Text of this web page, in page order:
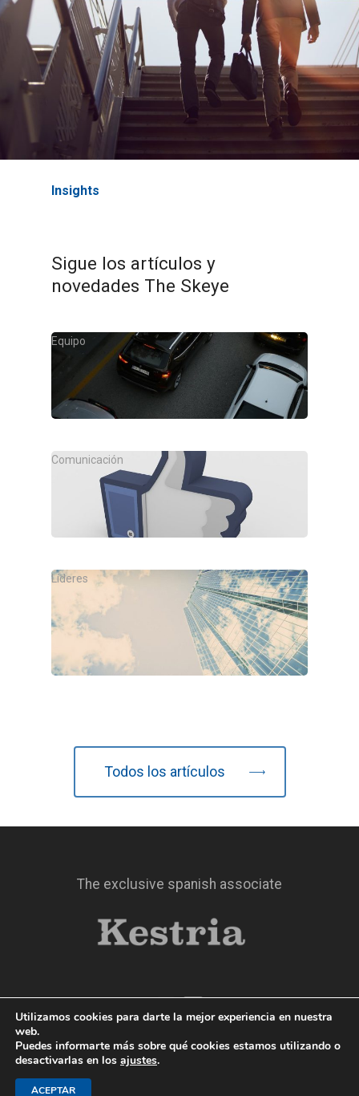
Insights
Sigue los artículos y
novedades The Skeye
Equipo
Muévete tú
Arranca. Para. Arranca. Pita a esa furgoneta
blanca que se mete en tu carril para…
Comunicación
Dame un like
El 18 de diciembre de 2022, Leo Messi
publicó una foto en Instagram levantando la…
Líderes
El calendario avanza inexorablemente.
Probablemente, cuando leas esto te vendrá a
la cabeza esa actividad…
Todos los artículos
The exclusive spanish associate
© 2019 TheSkeye
Utilizamos cookies para darte la mejor experiencia en nuestra
web.
Puedes informarte más sobre qué cookies estamos utilizando o
desactivarlas en los ajustes.
ACEPTAR